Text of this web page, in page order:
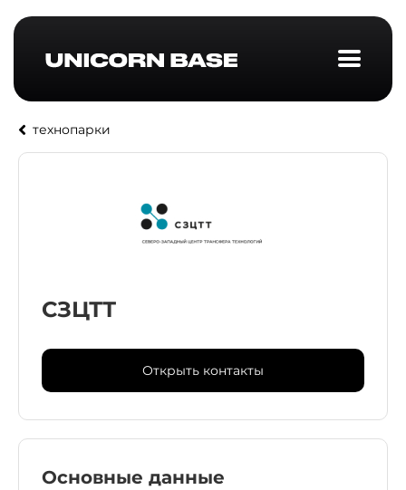
технопарки
СЗЦТТ
Открыть контакты
Основные данные